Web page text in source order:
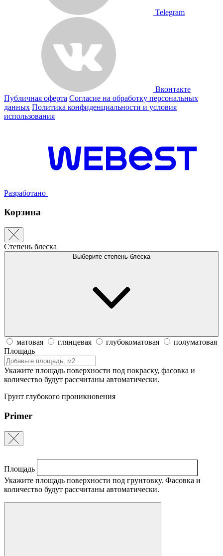
Telegram
Вконтакте
Публичная оферта Согласие на обработку персональных
данных Политика конфиденциальности и условия
использования
Разработано
Корзина
Степень блеска
Выберите степень блеска
матовая глянцевая глубокоматовая
полуматовая
Площадь
Укажите площадь поверхности под покраску, фасовка и
количество будут рассчитаны автоматически.
Грунт глубокого проникновения
Primer
Площадь
Укажите площадь поверхности под грунтовку. Фасовка и
количество будут рассчитаны автоматически.